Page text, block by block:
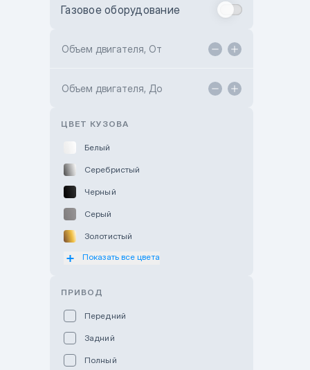
Toyota Kokshetau
Hyundai ShymCity
Газовое оборудование
Объем двигателя, От
Объем двигателя, До
ЦВЕТ КУЗОВА
Белый
Серебристый
Черный
Серый
Золотистый
Оранжевый
Показать все цвета
ПРИВОД
Передний
Задний
Полный